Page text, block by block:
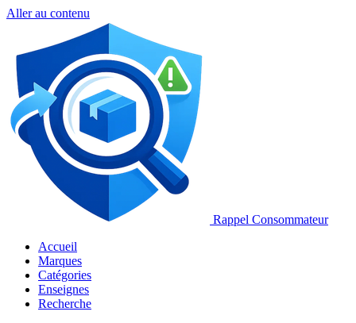
Aller au contenu
Rappel Consommateur
Accueil
Marques
Catégories
Enseignes
Recherche